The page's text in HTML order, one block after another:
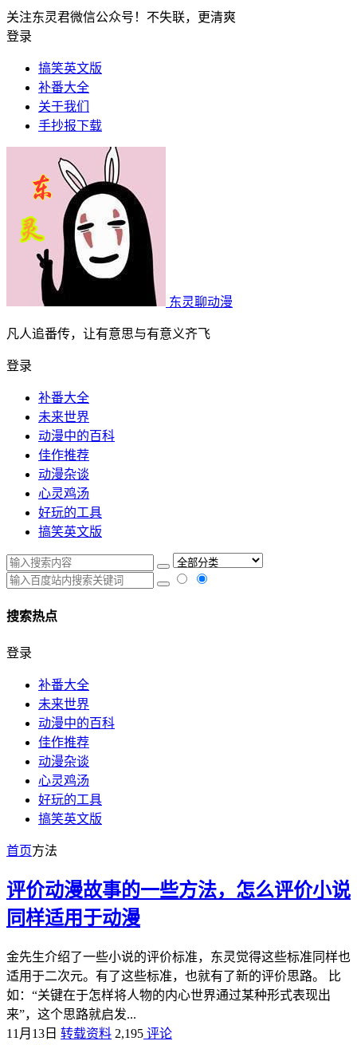
关注东灵君微信公众号！不失联，更清爽
登录
搞笑英文版
补番大全
关于我们
手抄报下载
东灵聊动漫
凡人追番传，让有意思与有意义齐飞
登录
补番大全
未来世界
动漫中的百科
佳作推荐
动漫杂谈
心灵鸡汤
好玩的工具
搞笑英文版
搜索热点
登录
补番大全
未来世界
动漫中的百科
佳作推荐
动漫杂谈
心灵鸡汤
好玩的工具
搞笑英文版
首页方法
评价动漫故事的一些方法，怎么评价小说
同样适用于动漫
金先生介绍了一些小说的评价标准，东灵觉得这些标准同样也
适用于二次元。有了这些标准，也就有了新的评价思路。 比
如：“关键在于怎样将人物的内心世界通过某种形式表现出
来”，这个思路就启发...
11月13日 转载资料 2,195 评论